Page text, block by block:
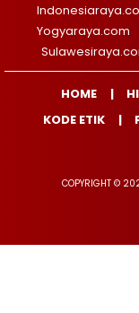
Yogyaraya.com
HOME
KODE ETIK
COPYRIGHT ©